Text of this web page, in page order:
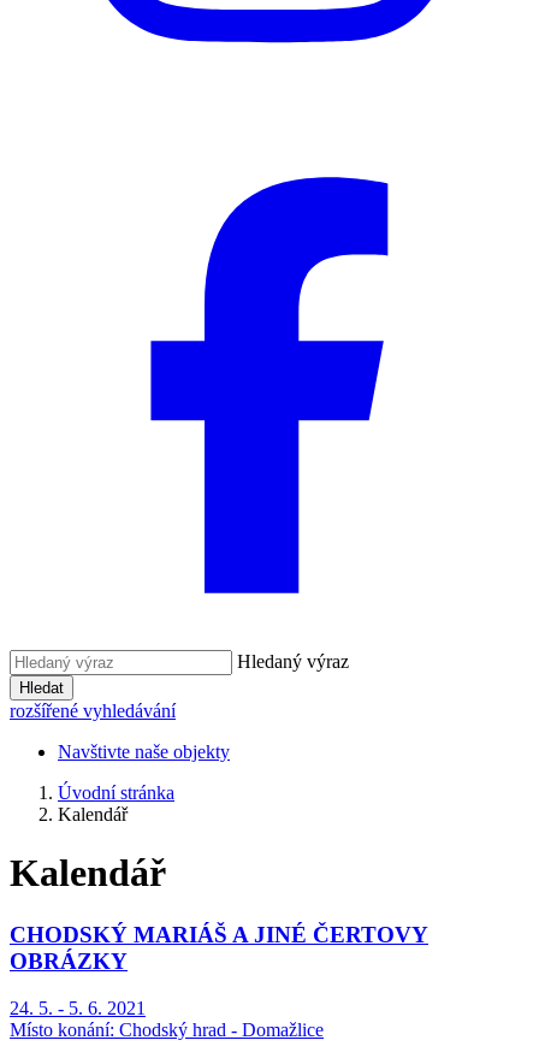
Hledaný výraz
Hledat
rozšířené vyhledávání
Navštivte naše objekty
Úvodní stránka
Kalendář
Kalendář
CHODSKÝ MARIÁŠ A JINÉ ČERTOVY
OBRÁZKY
24. 5. - 5. 6. 2021
Místo konání: Chodský hrad - Domažlice